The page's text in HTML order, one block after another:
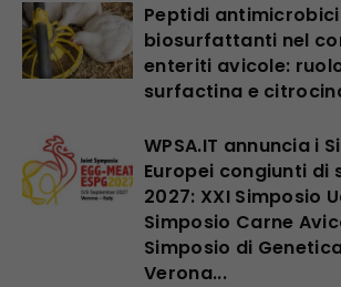
Peptidi
biosurfattanti nel
enteriti avicole:
surfactina e
WPSA.IT annuncia i
Europei congiunti di
2027: XXI Simposio
Simposio Carne
Simposio di
Verona...